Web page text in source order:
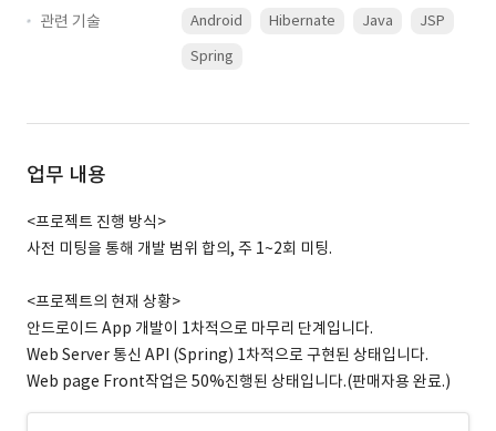
관련 기술
Android Hibernate Java
JSP
Spring
업무 내용
<프로젝트 진행 방식>
사전 미팅을 통해 개발 범위 합의, 주 1~2회 미팅.
<프로젝트의 현재 상황>
안드로이드 App 개발이 1차적으로 마무리 단계입니다.
Web Server 통신 API (Spring) 1차적으로 구현된 상태입니다.
Web page Front작업은 50%진행된 상태입니다.(판매자용 완료.)